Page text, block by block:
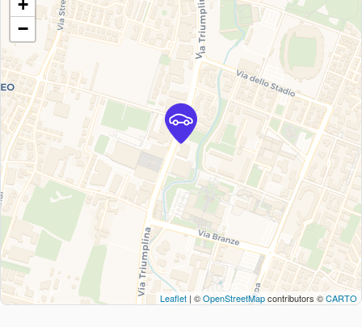
+
−
Leaflet | ©OpenStreetMapcontributors ©CARTO